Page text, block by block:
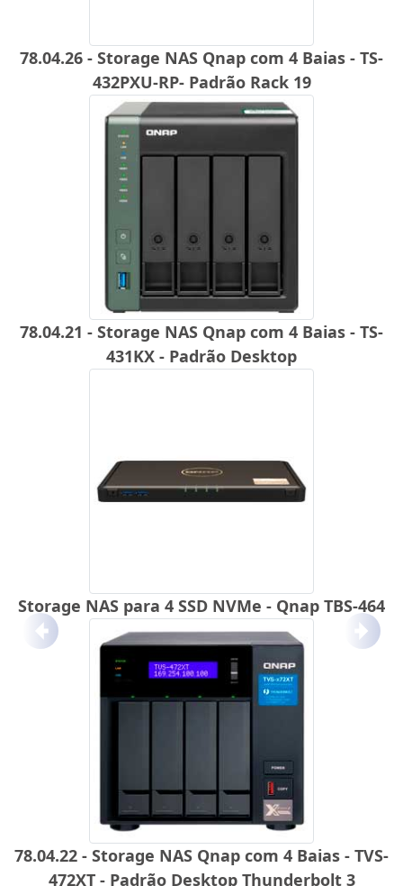
78.04.26 - Storage NAS Qnap com 4 Baias - TS-
432PXU-RP- Padrão Rack 19
78.04.21 - Storage NAS Qnap com 4 Baias - TS-
431KX - Padrão Desktop
Storage NAS para 4 SSD NVMe - Qnap TBS-464
78.04.22 - Storage NAS Qnap com 4 Baias - TVS-
472XT - Padrão Desktop Thunderbolt 3
Anterior